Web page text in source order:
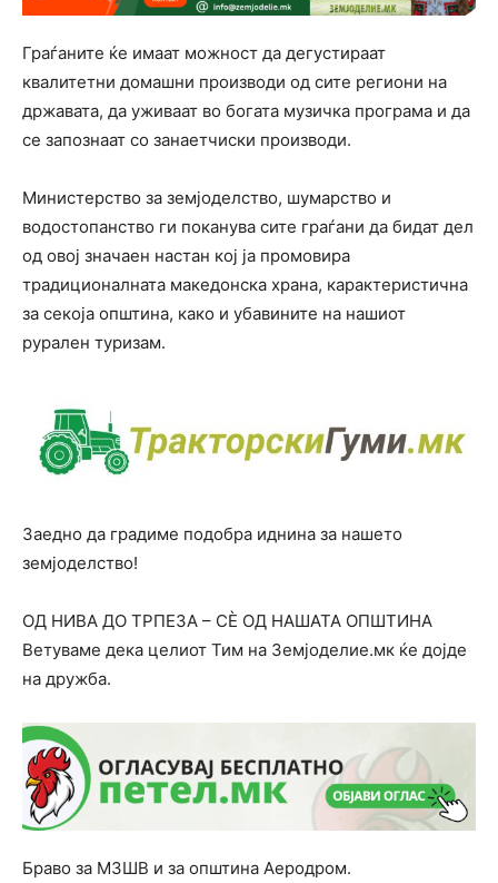
Граѓаните ќе имаат можност да дегустираат
квалитетни домашни производи од сите региони на
државата, да уживаат во богата музичка програма и да
се запознаат со занаетчиски производи.
Министерство за земјоделство, шумарство и
водостопанство ги поканува сите граѓани да бидат дел
од овој значаен настан кој ја промовира
традиционалната македонска храна, карактеристична
за секоја општина, како и убавините на нашиот
рурален туризам.
Заедно да градиме подобра иднина за нашето
земјоделство!
ОД НИВА ДО ТРПЕЗА – СÈ ОД НАШАТА ОПШТИНА
Ветуваме дека целиот Тим на Земјоделие.мк ќе дојде
на дружба.
Браво за МЗШВ и за општина Аеродром.